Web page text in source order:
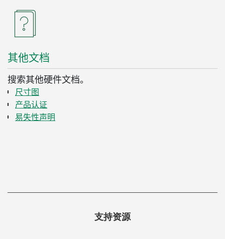
其他文档
搜索其他硬件文档。
尺寸图
产品认证
易失性声明
支持资源